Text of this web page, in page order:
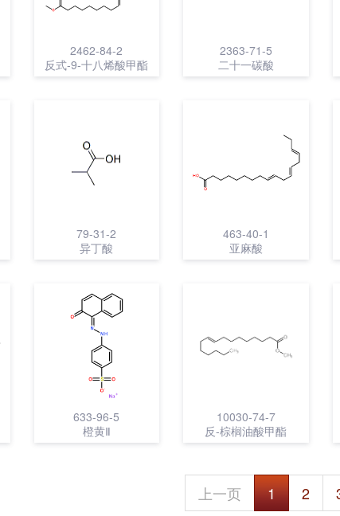
2462-84-2
反式-9-十八烯酸甲酯
2363-71-5
二十一碳酸
79-31-2
异丁酸
463-40-1
亚麻酸
633-96-5
橙黄Ⅱ
10030-74-7
反-棕榈油酸甲酯
上一页 1 2